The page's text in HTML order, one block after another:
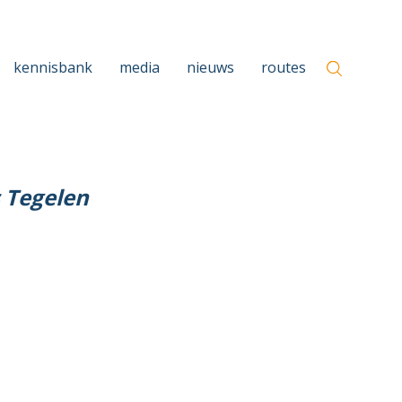
kennisbank media nieuws routes